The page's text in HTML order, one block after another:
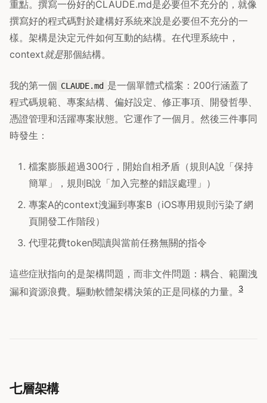
重點。撰寫一份好的CLAUDE.md是必要但不充分的，就像
撰寫好的程式碼對於建構好系統來說是必要但不充分的一
樣。架構是決定元件如何互動的結構。在代理系統中，
context就是那個結構。
我的第一個 CLAUDE.md 是一個單體式檔案：200行涵蓋了
程式碼規範、專案結構、偏好設定、修正事項、開發哲學、
憑證管理和活躍專案狀態。它運作了一個月。然後三件事同
時發生：
檔案膨脹超過300行，開始自相矛盾（規則A說「保持
簡單」，規則B說「加入完整的錯誤處理」）
專案A的context洩漏到專案B（iOS專用規則污染了網
頁開發工作階段）
代理花費token閱讀與當前任務無關的指令
這些症狀指向的是架構問題，而非文件問題：耦合、範圍洩
漏和資源浪費。驅動軟體架構決策的正是同樣的力量。
3
七層架構